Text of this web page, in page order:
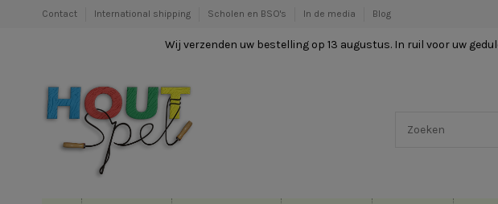
Contact International shipping Scholen en BSO's In de media Blog
Wij verzenden uw bestelling op 13 augustus. In ruil voor uw